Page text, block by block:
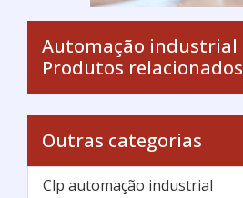
Automação industrial
Produtos relacionados
Outras categorias
Clp automação industrial